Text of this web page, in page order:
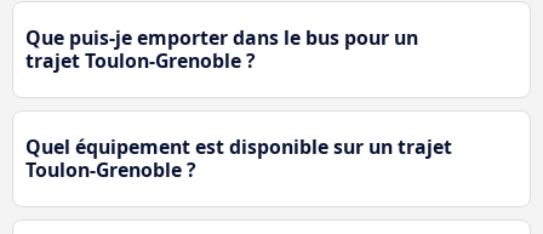
Que puis-je emporter dans le bus pour un
trajet Toulon-Grenoble ?
Quel équipement est disponible sur un trajet
Toulon-Grenoble ?